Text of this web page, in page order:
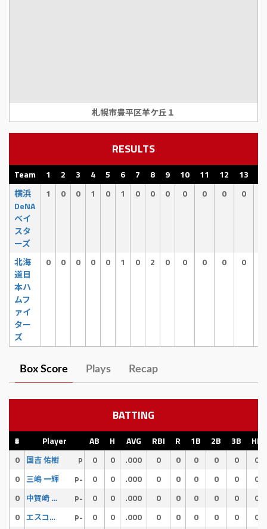
札幌市豊平区羊ケ丘１
RESULTS
Team 1 2 3 4 5 6 7 8 9 10 11 12 13
横浜
DeNA
ベイ
スタ
ーズ
1 0 0 1 0 1 0 0 0 0 0 0 0
北海
道日
本ハ
ムフ
ァイ
ター
ズ
0 0 0 0 0 1 0 2 0 0 0 0 0
Box Score Plays Recap
BATTING
# Player AB H AVG RBI R 1B 2B 3B
HR
0
国吉 佑樹 P 0 0 .000 0 0 0 0 0
0
0 三嶋 一輝 P- 0 0 .000 0 0 0 0 0
0
0
中賀崎 悠之介 P- 0 0 .000 0 0 0 0 0
0
0
エスコバー P- 0 0 .000 0 0 0 0 0
0